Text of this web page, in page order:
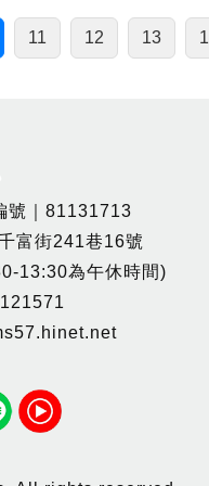
11 12 13
號｜81131713
富街241巷16號
13:30為午休時間)